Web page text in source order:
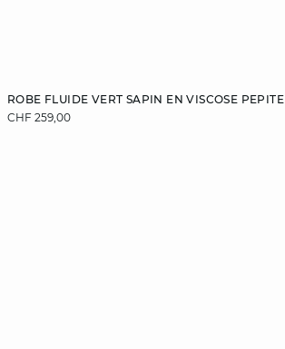
ROBE FLUIDE VERT SAPIN EN VISCOSE PEPITE
CHF 259,00